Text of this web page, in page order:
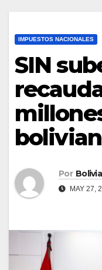
IMPUESTOS NACIONALES
SIN
Por Bolivia
MAY 27,